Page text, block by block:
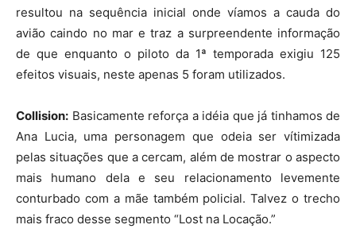
resultou na sequência inicial onde víamos a cauda do
avião caindo no mar e traz a surpreendente informação
de que enquanto o piloto da 1ª temporada exigiu 125
efeitos visuais, neste apenas 5 foram utilizados.
Collision: Basicamente reforça a idéia que já tinhamos de
Ana Lucia, uma personagem que odeia ser vítimizada
pelas situações que a cercam, além de mostrar o aspecto
mais humano dela e seu relacionamento levemente
conturbado com a mãe também policial. Talvez o trecho
mais fraco desse segmento “Lost na Locação.”